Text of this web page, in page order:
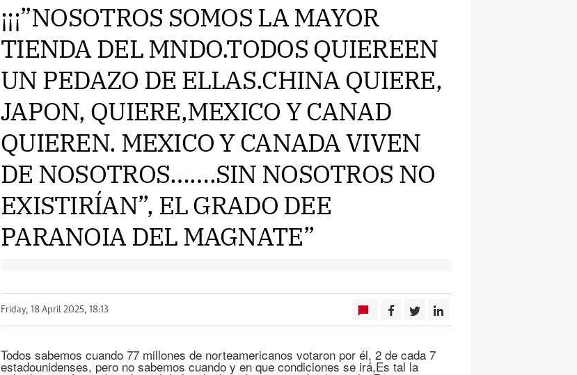
¡¡¡”NOSOTROS SOMOS LA MAYOR
TIENDA DEL MNDO.TODOS QUIEREEN
UN PEDAZO DE ELLAS.CHINA QUIERE,
JAPON, QUIERE,MEXICO Y CANAD
QUIEREN. MEXICO Y CANADA VIVEN
DE NOSOTROS…….SIN NOSOTROS NO
EXISTIRÍAN”, EL GRADO DEE
PARANOIA DEL MAGNATE”
Friday, 18 April 2025, 18:13
Todos sabemos cuando 77 millones de norteamericanos votaron por él, 2 de cada 7
estadounidenses, pero no sabemos cuando y en que condiciones se irá,Es tal la